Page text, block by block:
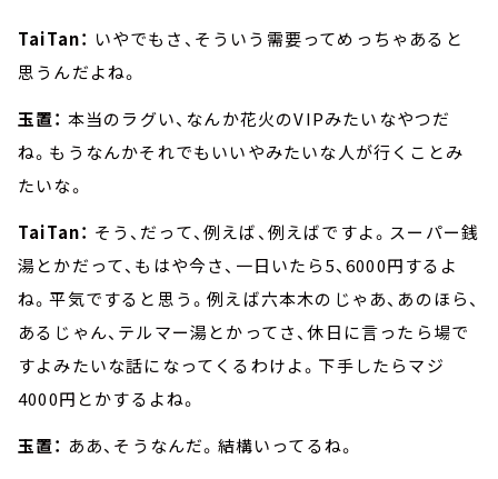
TaiTan： いやでもさ、そういう需要ってめっちゃあると
思うんだよね。
玉置： 本当のラグい、なんか花火のVIPみたいなやつだ
ね。もうなんかそれでもいいやみたいな人が行くことみ
たいな。
TaiTan： そう、だって、例えば、例えばですよ。スーパー銭
湯とかだって、もはや今さ、一日いたら5、6000円するよ
ね。平気ですると思う。例えば六本木のじゃあ、あのほら、
あるじゃん、テルマー湯とかってさ、休日に言ったら場で
すよみたいな話になってくるわけよ。下手したらマジ
4000円とかするよね。
玉置： ああ、そうなんだ。結構いってるね。